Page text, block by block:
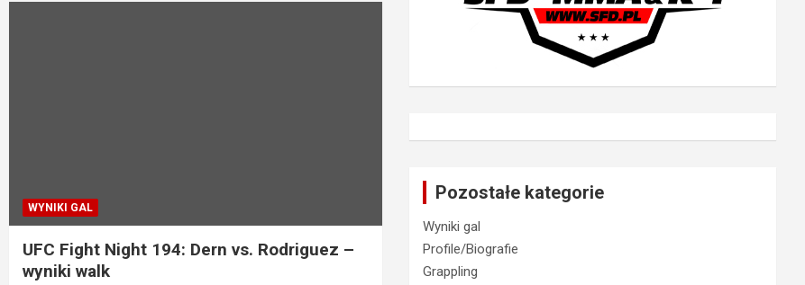
WYNIKI GAL
UFC Fight Night 194: Dern vs. Rodriguez –
wyniki walk
Pozostałe kategorie
Wyniki gal
Profile/Biografie
Grappling